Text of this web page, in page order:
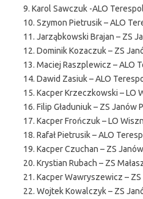
9. Karol Sawczuk -ALO
10. Szymon Pietrusik – ALO
11. Jarząbkowski Brajan – ZS
12. Dominik Kozaczuk – ZS
13. Maciej Raszplewicz – ALO
14. Dawid Zasiuk – ALO
15. Kacper Krzeczkowski – LO
16. Filip Gładuniuk – ZS Janów
17. Kacper Frończuk – LO
18. Rafał Pietrusik – ALO
19. Kacper Czuchan – ZS
20. Krystian Rubach – ZS
21. Kacper Wawryszewicz –
22. Wojtek Kowalczyk – ZS